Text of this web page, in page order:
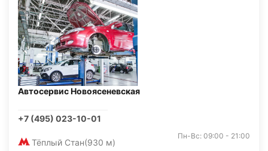
Автосервис Новоясеневская
+7 (495) 023-10-01
Тёплый Стан(930 м)
Пн-Вс: 09:00 - 21:00